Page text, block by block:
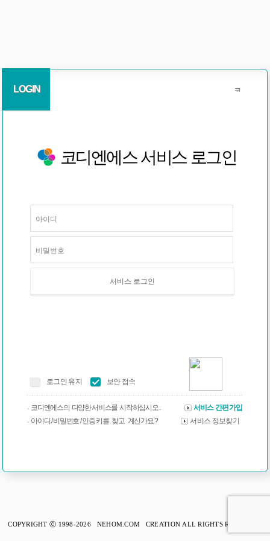
LOGIN
코디엔에스 서비스 로그인
서비스 로그인
로그인 유지 보안 접속
코디엔에스의 다양한 서비스를 시작하십시오 .
서비스 간편가입
아이디 / 비밀번호 / 인증 키를 찾고 계신가요 ?
서비스 정보찾기
COPYRIGHT ⓒ 1998-2026 NEHOM.COM CREATION ALL RIGHTS RESERVED.